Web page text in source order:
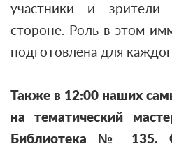
участники и зрители
стороне. Роль в этом
подготовлена для
Также в 12:00 наших
на тематический
Библиотека № 135.